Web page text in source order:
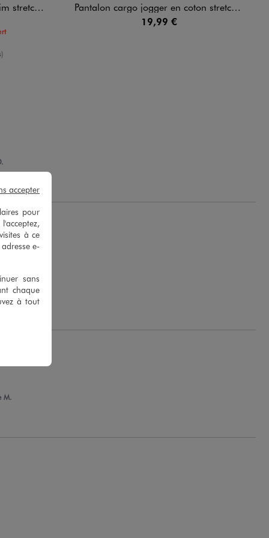
garçon
Pantalon cargo jogger en coton stretch à taille élastiquée garçon
19,99 €
M.
pour
à ce
e-
sans
chaque
à tout
accepter